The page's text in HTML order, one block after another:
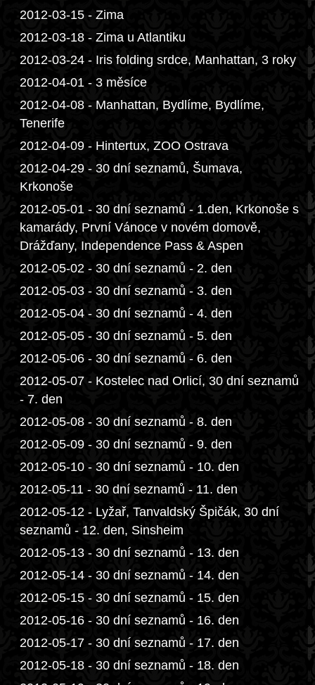
2012-03-15 - Zima
2012-03-18 - Zima u Atlantiku
2012-03-24 - Iris folding srdce, Manhattan, 3 roky
2012-04-01 - 3 měsíce
2012-04-08 - Manhattan, Bydlíme, Bydlíme,
Tenerife
2012-04-09 - Hintertux, ZOO Ostrava
2012-04-29 - 30 dní seznamů, Šumava,
Krkonoše
2012-05-01 - 30 dní seznamů - 1.den, Krkonoše s
kamarády, První Vánoce v novém domově,
Drážďany, Independence Pass & Aspen
2012-05-02 - 30 dní seznamů - 2. den
2012-05-03 - 30 dní seznamů - 3. den
2012-05-04 - 30 dní seznamů - 4. den
2012-05-05 - 30 dní seznamů - 5. den
2012-05-06 - 30 dní seznamů - 6. den
2012-05-07 - Kostelec nad Orlicí, 30 dní seznamů
- 7. den
2012-05-08 - 30 dní seznamů - 8. den
2012-05-09 - 30 dní seznamů - 9. den
2012-05-10 - 30 dní seznamů - 10. den
2012-05-11 - 30 dní seznamů - 11. den
2012-05-12 - Lyžař, Tanvaldský Špičák, 30 dní
seznamů - 12. den, Sinsheim
2012-05-13 - 30 dní seznamů - 13. den
2012-05-14 - 30 dní seznamů - 14. den
2012-05-15 - 30 dní seznamů - 15. den
2012-05-16 - 30 dní seznamů - 16. den
2012-05-17 - 30 dní seznamů - 17. den
2012-05-18 - 30 dní seznamů - 18. den